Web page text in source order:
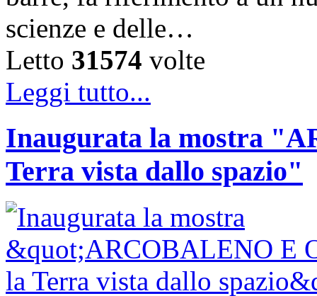
scienze e delle…
Letto 31574 volte
Leggi tutto...
Inaugurata la mostra
Terra vista dallo spazio"